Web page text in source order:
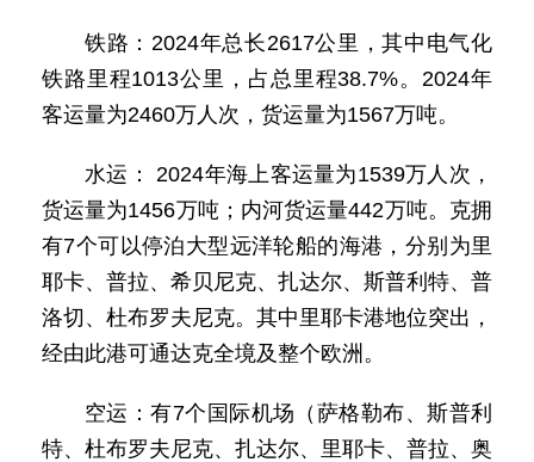
铁路：2024年总长2617公里，其中电气化
铁路里程1013公里，占总里程38.7%。2024年
客运量为2460万人次，货运量为1567万吨。
水运： 2024年海上客运量为1539万人次，
货运量为1456万吨；内河货运量442万吨。克拥
有7个可以停泊大型远洋轮船的海港，分别为里
耶卡、普拉、希贝尼克、扎达尔、斯普利特、普
洛切、杜布罗夫尼克。其中里耶卡港地位突出，
经由此港可通达克全境及整个欧洲。
空运：有7个国际机场（萨格勒布、斯普利
特、杜布罗夫尼克、扎达尔、里耶卡、普拉、奥